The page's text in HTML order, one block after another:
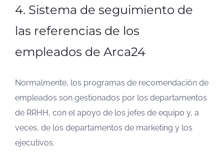
4. Sistema de seguimiento de
las referencias de los
empleados de Arca24
Normalmente, los programas de recomendación de
empleados son gestionados por los departamentos
de RRHH, con el apoyo de los jefes de equipo y, a
veces, de los departamentos de marketing y los
ejecutivos.